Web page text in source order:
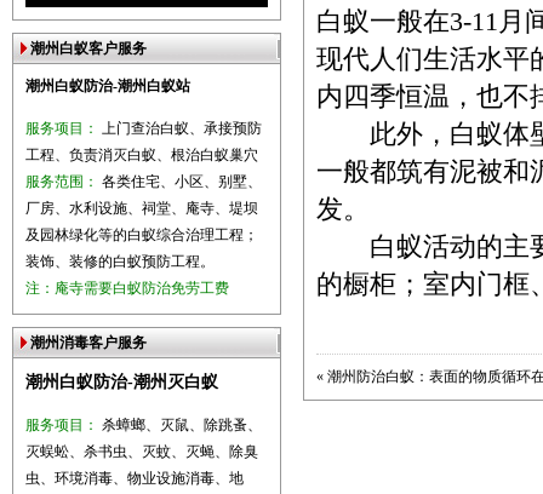
潮州白蚁客户服务
潮州白蚁防治-潮州白蚁站
服务项目： 上门查治白蚁、承接预防
工程、负责消灭白蚁、根治白蚁巢穴
服务范围： 各类住宅、小区、别墅、
厂房、水利设施、祠堂、庵寺、堤坝
及园林绿化等的白蚁综合治理工程；
装饰、装修的白蚁预防工程。
注：庵寺需要白蚁防治免劳工费
潮州消毒客户服务
潮州白蚁防治-潮州灭白蚁
服务项目： 杀蟑螂、灭鼠、除跳蚤、
灭蜈蚣、杀书虫、灭蚊、灭蝇、除臭
虫、环境消毒、物业设施消毒、地
白蚁一般在3-11月
现代人们生活水平
内四季恒温，也不
此外，白蚁体壁
一般都筑有泥被和
发。
白蚁活动的主要
的橱柜；室内门框
« 潮州防治白蚁：表面的物质循环